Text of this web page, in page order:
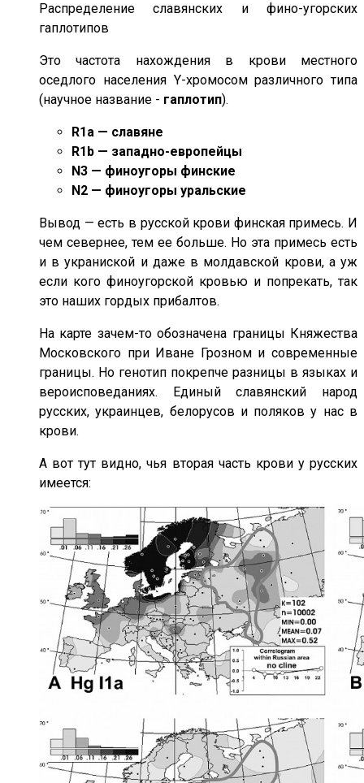
Распределение славянских и фино-угорских
гаплотипов
Это частота нахождения в крови местного
оседлого населения Y-хромосом различного типа
(научное название - гаплотип).
R1a — славяне
R1b — западно-европейцы
N3 — финоугоры финские
N2 — финоугоры уральские
Вывод — есть в русской крови финская примесь. И
чем севернее, тем ее больше. Но эта примесь есть
и в украниской и даже в молдавской крови, а уж
если кого финоугорской кровью и попрекать, так
это наших гордых прибалтов.
На карте зачем-то обозначена границы Княжества
Московского при Иване Грозном и современные
границы. Но генотип покрепче разницы в языках и
вероисповеданиях. Единый славянский народ
русских, украинцев, белорусов и поляков у нас в
крови.
А вот тут видно, чья вторая часть крови у русских
имеется: